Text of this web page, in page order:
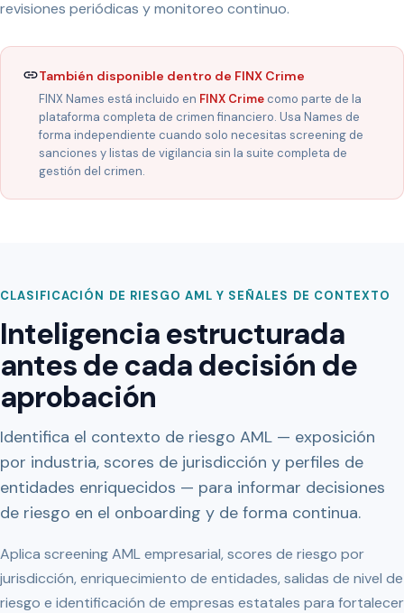
revisiones periódicas y monitoreo continuo.
También disponible dentro de FINX Crime
FINX Names está incluido en FINX Crime como parte de la
plataforma completa de crimen financiero. Usa Names de
forma independiente cuando solo necesitas screening de
sanciones y listas de vigilancia sin la suite completa de
gestión del crimen.
CLASIFICACIÓN DE RIESGO AML Y SEÑALES DE CONTEXTO
Inteligencia estructurada
antes de cada decisión de
aprobación
Identifica el contexto de riesgo AML — exposición
por industria, scores de jurisdicción y perfiles de
entidades enriquecidos — para informar decisiones
de riesgo en el onboarding y de forma continua.
Aplica screening AML empresarial, scores de riesgo por
jurisdicción, enriquecimiento de entidades, salidas de nivel de
riesgo e identificación de empresas estatales para fortalecer